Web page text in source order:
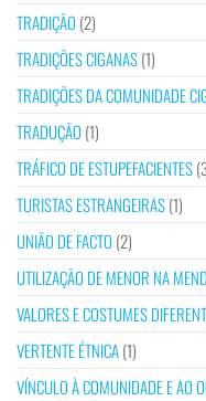
TRADIÇÃO (2)
TRADIÇÕES CIGANAS(1)
TRADIÇÕES DA COMUNIDADE
TRADUÇÃO (1)
TRÁFICO DE ESTUPEFACIENTES
TURISTAS ESTRANGEIRAS(1)
UNIÃO DE FACTO (2)
UTILIZAÇÃO DE MENOR NA
VALORES E COSTUMES
VERTENTE ÉTNICA(1)
VÍNCULO À COMUNIDADE E AO